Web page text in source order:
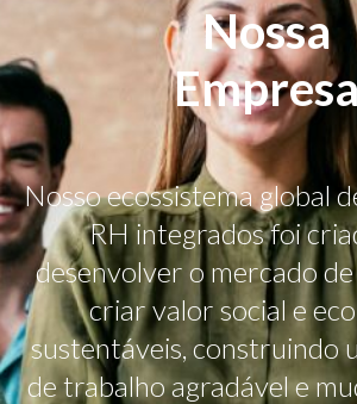
Nossa
Empresa
Nosso ecossistema global
RH integrados foi
desenvolver o mercado
criar valor social e
sustentáveis, construindo
de trabalho agradável e